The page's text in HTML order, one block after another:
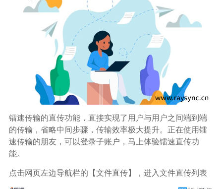
数据协作
行业应用解决方案
政府机构
广告媒体
金融行业
基因行业
镭速传输的直传功能，直接实现了用户与用户之间端到端
的传输，省略中间步骤，传输效率极大提升。正在使用镭
速传输的朋友，可以登录子账户，马上体验镭速直传功
能。
点击网页左边导航栏的【文件直传】，进入文件直传列表